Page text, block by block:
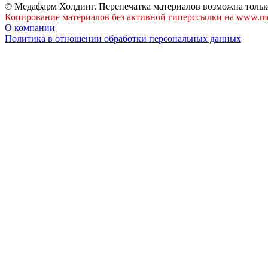
© Медафарм Холдинг. Перепечатка материалов возможна
Копирование материалов без активной гиперссылки на
О компании
Политика в отношении обработки персональных данных